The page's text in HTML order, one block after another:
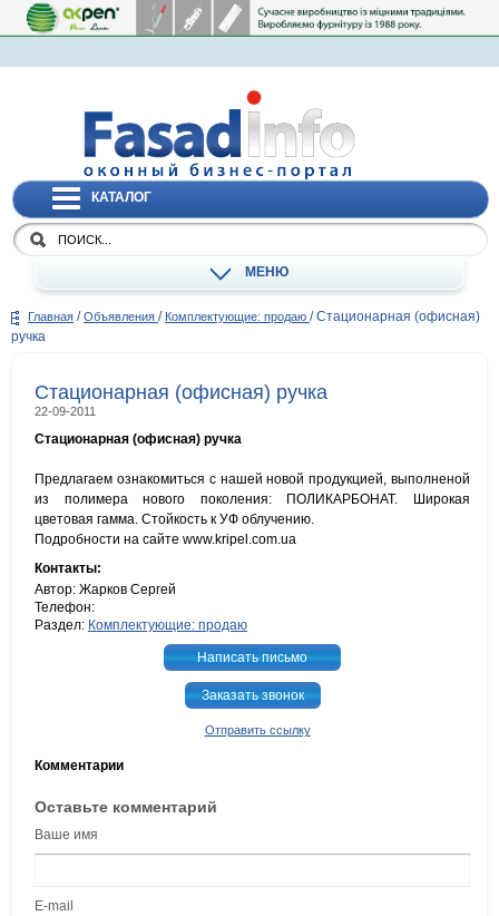
КАТАЛОГ
МЕНЮ
Главная / Объявления / Комплектующие: продаю / Стационарная (офисная)
ручка
Стационарная (офисная) ручка
22-09-2011
Стационарная (офисная) ручка
Предлагаем ознакомиться с нашей новой продукцией, выполненой
из полимера нового поколения: ПОЛИКАРБОНАТ. Широкая
цветовая гамма. Стойкость к УФ облучению.
Подробности на сайте www.kripel.com.ua
Контакты:
Автор: Жарков Сергей
Телефон:
Раздел: Комплектующие: продаю
Написать письмо
Заказать звонок
Отправить ссылку
Комментарии
Оставьте комментарий
Ваше имя
E-mail